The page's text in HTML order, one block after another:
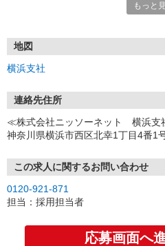
「e-aidemを見て」とお伝えいただ
◎応募フォームからのご応募は24時
（2）面談・登録の実施
ご都合のよいお日にちをお聞かせく
↓
（3）選考・お仕事のご案内
↓
※紹介予定派遣・職業紹介などで、
能です。
もっと
地図
横浜支社
連絡先住所
≪株式会社ニッソーネット 横浜
神奈川県横浜市西区北幸1丁目4番1
この求人に関するお問い合わせ
0120-921-871
担当：採用担当者
応募画面へ